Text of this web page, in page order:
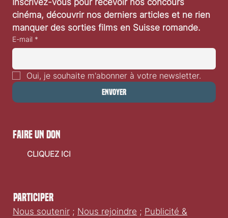
Sorties cinéma de la semaine du 24 juillet 2024
Inscrivez-vous pour recevoir nos concours
cinéma, découvrir nos derniers articles et ne rien
manquer des sorties films en Suisse romande.
E-mail *
Oui, je souhaite m'abonner à votre newsletter.
Envoyer
Participer
Nous soutenir ; Nous rejoindre ; Publicité &
faire un don
CLIQUEZ ICI